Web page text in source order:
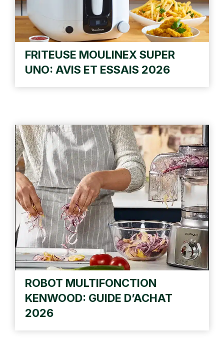
FRITEUSE MOULINEX SUPER
UNO: AVIS ET ESSAIS 2026
ROBOT MULTIFONCTION
KENWOOD: GUIDE D’ACHAT
2026